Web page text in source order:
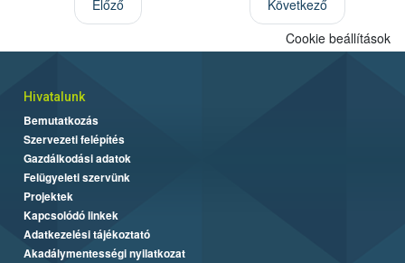
Előző
Következő
Cookie beállítások
Hivatalunk
Bemutatkozás
Szervezeti felépítés
Gazdálkodási adatok
Felügyeleti szervünk
Projektek
Kapcsolódó linkek
Adatkezelési tájékoztató
Akadálymentességi nyilatkozat